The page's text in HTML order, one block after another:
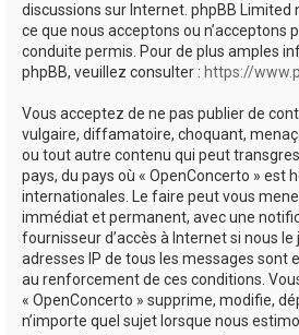
discussions sur Internet. phpBB Limited
ce que nous acceptons ou n’acceptons
conduite permis. Pour de plus amples
phpBB, veuillez consulter : https://
Vous acceptez de ne pas publier de
vulgaire, diffamatoire, choquant,
ou tout autre contenu qui peut
pays, du pays où « OpenConcerto » est
internationales. Le faire peut vous
immédiat et permanent, avec une
fournisseur d’accès à Internet si nous
adresses IP de tous les messages sont
au renforcement de ces conditions.
« OpenConcerto » supprime, modifie,
n’importe quel sujet lorsque nous